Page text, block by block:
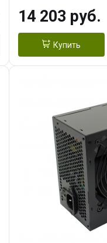
Cables/Gen 5
14 203 руб.
Купить